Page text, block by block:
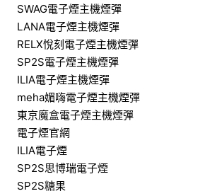
SWAG電子煙主機煙彈
LANA電子煙主機煙彈
RELX悅刻電子煙主機煙彈
SP2S電子煙主機煙彈
ILIA電子煙主機煙彈
meha媚嗨電子煙主機煙彈
東京魔盒電子煙主機煙彈
電子煙官網
ILIA電子煙
SP2S思博瑞電子煙
SP2S糖果